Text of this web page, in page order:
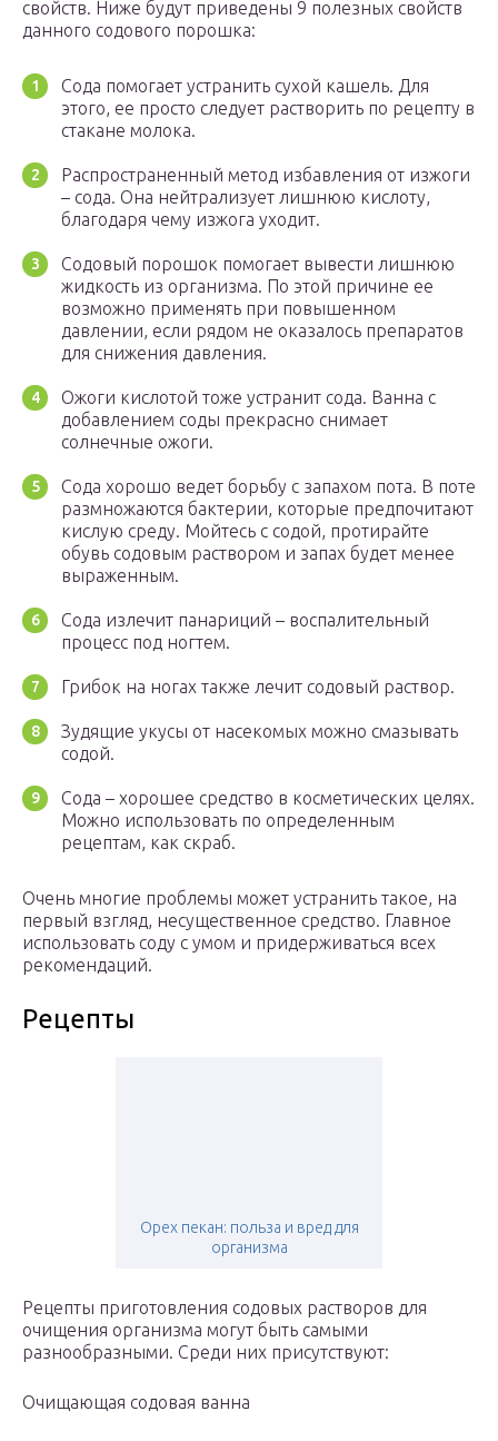
свойств. Ниже будут приведены 9 полезных свойств
данного содового порошка:
Сода помогает устранить сухой кашель. Для
этого, ее просто следует растворить по рецепту в
стакане молока.
Распространенный метод избавления от изжоги
– сода. Она нейтрализует лишнюю кислоту,
благодаря чему изжога уходит.
Содовый порошок помогает вывести лишнюю
жидкость из организма. По этой причине ее
возможно применять при повышенном
давлении, если рядом не оказалось препаратов
для снижения давления.
Ожоги кислотой тоже устранит сода. Ванна с
добавлением соды прекрасно снимает
солнечные ожоги.
Сода хорошо ведет борьбу с запахом пота. В поте
размножаются бактерии, которые предпочитают
кислую среду. Мойтесь с содой, протирайте
обувь содовым раствором и запах будет менее
выраженным.
Сода излечит панариций – воспалительный
процесс под ногтем.
Грибок на ногах также лечит содовый раствор.
Зудящие укусы от насекомых можно смазывать
содой.
Сода – хорошее средство в косметических целях.
Можно использовать по определенным
рецептам, как скраб.
Очень многие проблемы может устранить такое, на
первый взгляд, несущественное средство. Главное
использовать соду с умом и придерживаться всех
рекомендаций.
Рецепты
Орех пекан: польза и вред для
организма
Рецепты приготовления содовых растворов для
очищения организма могут быть самыми
разнообразными. Среди них присутствуют:
Очищающая содовая ванна